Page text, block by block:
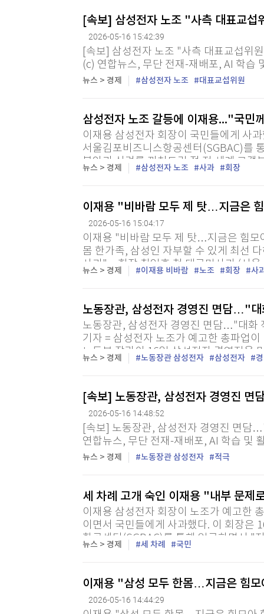
[속보] 삼성전자 노조 "사측 대표교
2026-05-16 15:42:39
[속보] 삼성전자 노조 "사측 대표교섭위
(c) 연합뉴스, 무단 전재-재배포, AI 학습
뉴스 > 경제 삼성전자 노조 대표교섭위원
삼성전자 노조 갈등에 이재용..."국민
이재용 삼성전자 회장이 국민들에게 사
서울김포비즈니스항공센터(SGBAC)를
불안과 심려를 끼쳐드린 점 전 세계 고
이어 "항상 저희 삼성을 응원해 주시고
뉴스 > 경제 삼성전자 노조 사과 회장
이재용 "비바람 모두 제 탓…지금은
2026-05-16 15:04:17
이재용 "비바람 모두 제 탓…지금은 힘
몸 한가족, 삼성인 자부할 수 있게 최선
사과"…회장 취임후 첫 대국민사과 (서
삼성전자 회장이 창사 두 번째 총파업이
뉴스 > 경제 이재용 비바람 노조 회장 사
노동장관, 삼성전자 경영진 면담…"
노동장관, 삼성전자 경영진 면담…"대화
기자 = 삼성전자 노조가 예고한 총파업
노동부 장관이 16일 삼성전자 경영진을
에게 보낸 공지에서 "김 장관은 오늘 삼
뉴스 > 경제 노동장관 삼성전자 삼성전자
[속보] 노동장관, 삼성전자 경영진
2026-05-16 14:48:52
[속보] 노동장관, 삼성전자 경영진 면담
연합뉴스, 무단 전재-재배포, AI 학습 및
뉴스 > 경제 노동장관 삼성전자 적극
세 차례 고개 숙인 이재용 "내부 문제
이재용 삼성전자 회장이 노조가 예고한
이면서 국민들에게 사과했다. 이 회장은
항공센터(SGBAC)를 통해 입국하면서 "
드린 점 전 세계 고객분들께 진심으로
뉴스 > 경제 세 차례 국민
이재용 "삼성 모두 한몸…지금은 힘
2026-05-16 14:44:29